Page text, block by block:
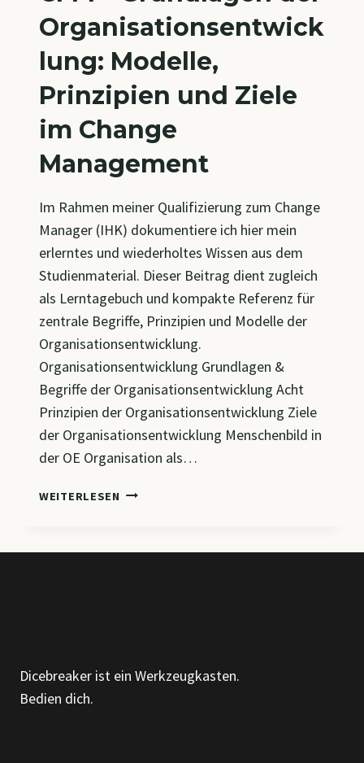
Organisationsentwick
lung: Modelle,
Prinzipien und Ziele
im Change
Management
Im Rahmen meiner Qualifizierung zum Change
Manager (IHK) dokumentiere ich hier mein
erlerntes und wiederholtes Wissen aus dem
Studienmaterial. Dieser Beitrag dient zugleich
als Lerntagebuch und kompakte Referenz für
zentrale Begriffe, Prinzipien und Modelle der
Organisationsentwicklung.
Organisationsentwicklung Grundlagen &
Begriffe der Organisationsentwicklung Acht
Prinzipien der Organisationsentwicklung Ziele
der Organisationsentwicklung Menschenbild in
der OE Organisation als…
WEITERLESEN CM
IM
Dicebreaker ist ein Werkzeugkasten.
Bedien dich.